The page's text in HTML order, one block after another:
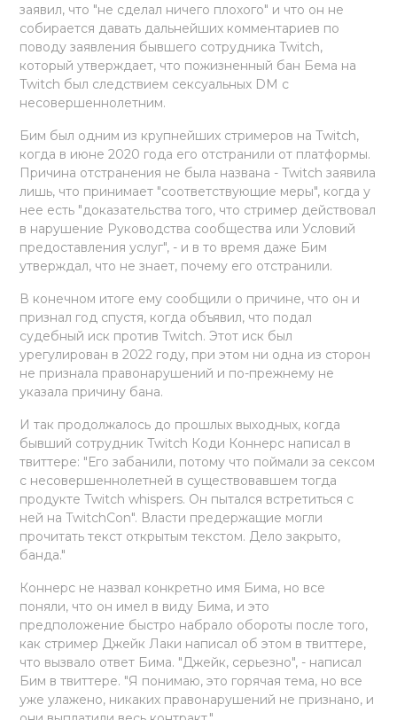
заявил, что "не сделал ничего плохого" и что он не
собирается давать дальнейших комментариев по
поводу заявления бывшего сотрудника Twitch,
который утверждает, что пожизненный бан Бема на
Twitch был следствием сексуальных DM с
несовершеннолетним.
Бим был одним из крупнейших стримеров на Twitch,
когда в июне 2020 года его отстранили от платформы.
Причина отстранения не была названа - Twitch заявила
лишь, что принимает "соответствующие меры", когда у
нее есть "доказательства того, что стример действовал
в нарушение Руководства сообщества или Условий
предоставления услуг", - и в то время даже Бим
утверждал, что не знает, почему его отстранили.
В конечном итоге ему сообщили о причине, что он и
признал год спустя, когда объявил, что подал
судебный иск против Twitch. Этот иск был
урегулирован в 2022 году, при этом ни одна из сторон
не признала правонарушений и по-прежнему не
указала причину бана.
И так продолжалось до прошлых выходных, когда
бывший сотрудник Twitch Коди Коннерс написал в
твиттере: "Его забанили, потому что поймали за сексом
с несовершеннолетней в существовавшем тогда
продукте Twitch whispers. Он пытался встретиться с
ней на TwitchCon". Власти предержащие могли
прочитать текст открытым текстом. Дело закрыто,
банда."
Коннерс не назвал конкретно имя Бима, но все
поняли, что он имел в виду Бима, и это
предположение быстро набрало обороты после того,
как стример Джейк Лаки написал об этом в твиттере,
что вызвало ответ Бима. "Джейк, серьезно", - написал
Бим в твиттере. "Я понимаю, это горячая тема, но все
уже улажено, никаких правонарушений не признано, и